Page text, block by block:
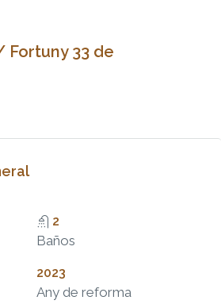
Fortuny 33 de
2
Baños
2023
Any de reforma